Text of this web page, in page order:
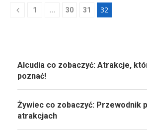
1 … 30 31 32
Alcudia co zobaczyć: Atrakcje,
poznać!
Żywiec co zobaczyć: Przewodnik
atrakcjach